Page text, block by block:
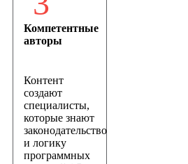
Компетентные
авторы
Контент
создают
специалисты,
которые знают
законодательство
и логику
программных